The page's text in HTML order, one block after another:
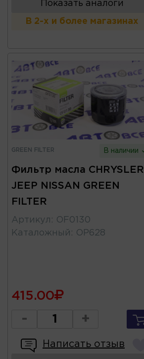
Показать аналоги
В 2-х и более магазинах
GREEN FILTER В наличии
Фильтр масла CHRYSLER
JEEP NISSAN GREEN
FILTER
Артикул : OF0130
Каталожный : OP628
415.00
- +
Написать отзыв